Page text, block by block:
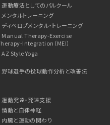
運動療法としてのパルクール
メンタルトレーニング
ディベロプメンタル・トレーニング
Manual Therapy-Exercise
Integration（MEI）
AZ Style Yoga
野球選手の投球動作分析と改善法
運動発達・発達支援
情動と自律神経
内臓と運動の関わり